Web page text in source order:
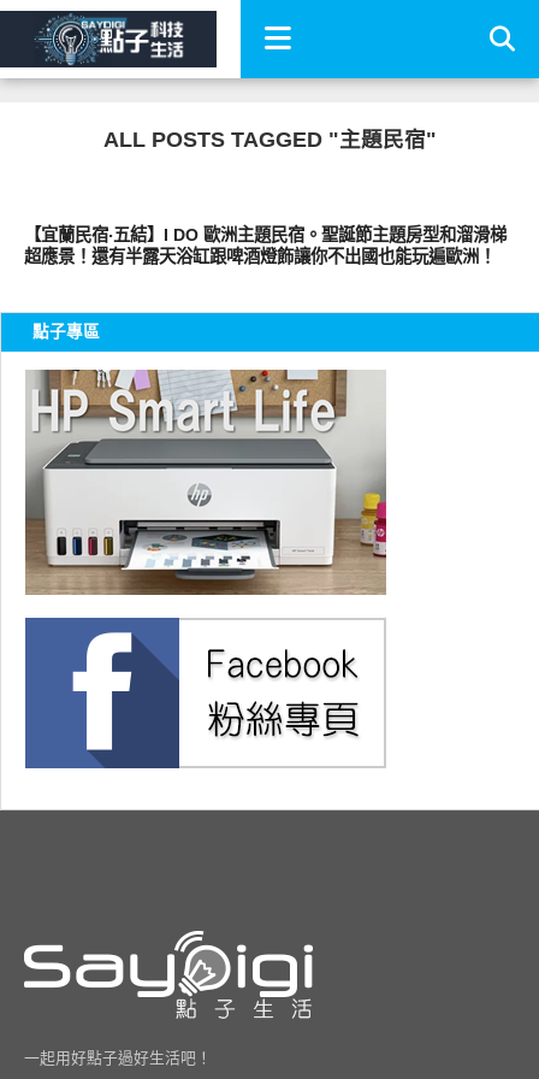
ALL POSTS TAGGED "主題民宿"
【宜蘭民宿‧五結】I DO 歐洲主題民宿。聖誕節主題房型和溜滑梯
超應景！還有半露天浴缸跟啤酒燈飾讓你不出國也能玩遍歐洲！
點子專區
一起用好點子過好生活吧！